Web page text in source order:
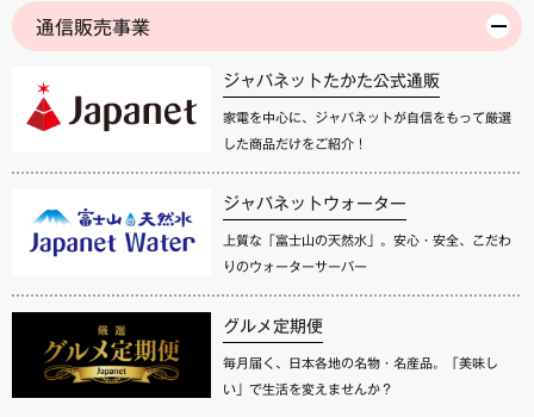
通信販売事業
ジャパネットたかた公式通販
家電を中心に、ジャパネットが自信をもって厳選
した商品だけをご紹介！
ジャパネットウォーター
上質な「富士山の天然水」。安心・安全、こだわ
りのウォーターサーバー
グルメ定期便
毎月届く、日本各地の名物・名産品。「美味し
い」で生活を変えませんか？